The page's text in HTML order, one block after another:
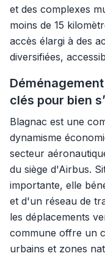
et des complexes
moins de 15
accès élargi à des
diversifiées,
clés pour bien
Blagnac est une
dynamisme
secteur
du siège d'Airbus.
importante, elle
et d'un réseau de
les déplacements
commune offre un
urbains et zones